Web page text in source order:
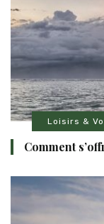
Loisirs &
Comment